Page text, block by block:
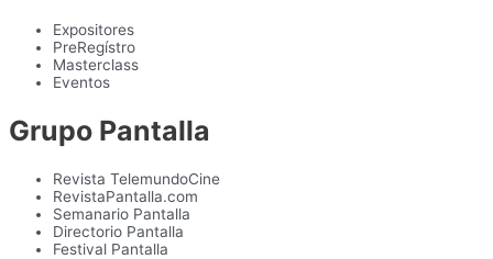
Expositores
PreRegístro
Masterclass
Eventos
Grupo Pantalla
Revista TelemundoCine
RevistaPantalla.com
Semanario Pantalla
Directorio Pantalla
Festival Pantalla